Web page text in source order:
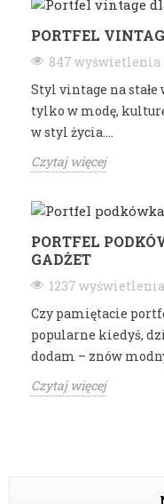
PORTFEL
847 wyświetlenia
Styl vintage na stałe
tylko w modę,
w styl życia....
Czytaj więcej
PORTFEL
GADŻET
1237 wyświetlenia
Czy pamiętacie
popularne kiedyś,
dodam – znów
Czytaj więcej